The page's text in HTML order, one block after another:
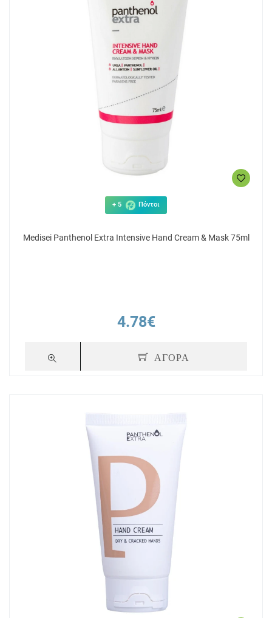
+ 5 Πόντοι
Medisei Panthenol Extra Intensive Hand Cream & Mask 75ml
4.78€
ΑΓΟΡΑ